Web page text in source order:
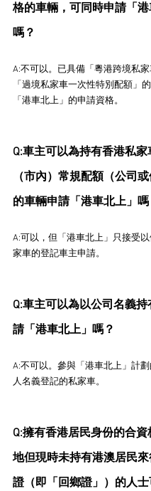
格的車輛，可同時申請「港
嗎？
A:不可以。已具備「粵港跨境私
「過境私家車一次性特別配額」
「港車北上」的申請資格。
Q:車主可以為持有香港私
（市內）常規配額（公司或
的車輛申請「港車北上」嗎
A:可以，但「港車北上」只接受
家車的登記車主申請。
Q:車主可以為以公司名義持
請「港車北上」嗎？
A:不可以。參與「港車北上」計
人名義登記的私家車。
Q:擁有香港居民身份的合
地但現時未持有港澳居民
證（即「回鄉證」）的人